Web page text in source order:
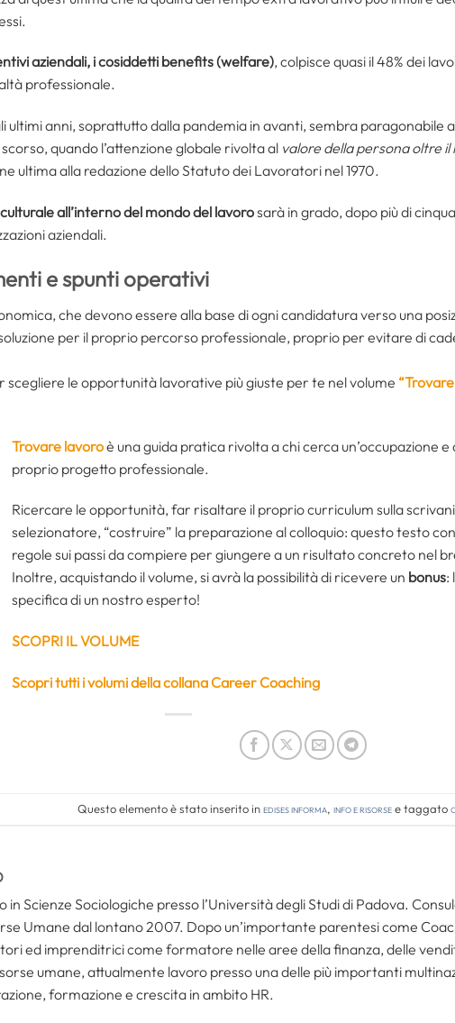
aziendali, i cosiddetti benefits (welfare), colpisce quasi il 48% dei
professionale.
ultimi anni, soprattutto dalla pandemia in avanti, sembra paragonabile
quando l’attenzione globale rivolta al valore della persona oltre il
ultima alla redazione dello Statuto dei Lavoratori nel 1970.
all’interno del mondo del lavorosarà in grado, dopo più di
aziendali.
e spunti operativi
che devono essere alla base di ogni candidatura verso una
per il proprio percorso professionale, proprio per evitare di
le opportunità lavorative più giuste per te nel volume
Trovare lavoroè una guida pratica rivolta a chi cerca un’occupazione
proprio progetto professionale.
Ricercare le opportunità, far risaltare il proprio curriculum sulla
selezionatore, “costruire” la preparazione al colloquio: questo testo
regole sui passi da compiere per giungere a un risultato concreto nel
Inoltre, acquistando il volume, si avrà la possibilità di ricevere un bonus:
specifica di un nostro esperto!
SCOPRI IL VOLUME
Scopri tutti i volumi della collana Career Coaching
Questo elemento è stato inserito inEdises informa, Info e risorsee taggato
in Scienze Sociologiche presso l’Università degli Studi di Padova.
Umane dal lontano 2007. Dopo un’importante parentesi come
ed imprenditrici come formatore nelle aree della finanza, delle
umane, attualmente lavoro presso una delle più importanti
formazione e crescita in ambito HR.